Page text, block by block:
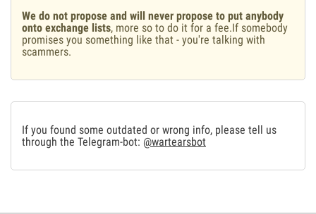
We do not propose and will never propose to put anybody
onto exchange lists, more so to do it for a fee.If somebody
promises you something like that - you're talking with
scammers.
If you found some outdated or wrong info, please tell us
through the Telegram-bot: @wartearsbot